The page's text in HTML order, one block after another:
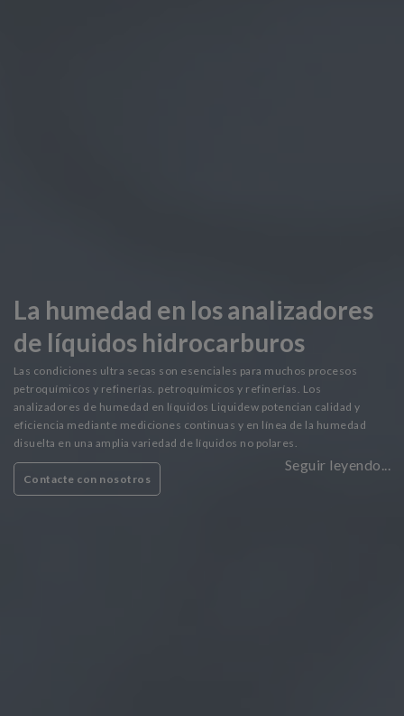
La humedad en los analizadores
de líquidos hidrocarburos
Las condiciones ultra secas son esenciales para muchos procesos
petroquímicos y refinerías. petroquímicos y refinerías. Los
analizadores de humedad en líquidos Liquidew potencian calidad y
eficiencia mediante mediciones continuas y en línea de la humedad
disuelta en una amplia variedad de líquidos no polares.
Seguir leyendo...
Contacte con nosotros